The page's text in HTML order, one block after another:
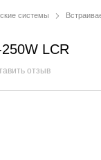
системы
LCR
отзыв